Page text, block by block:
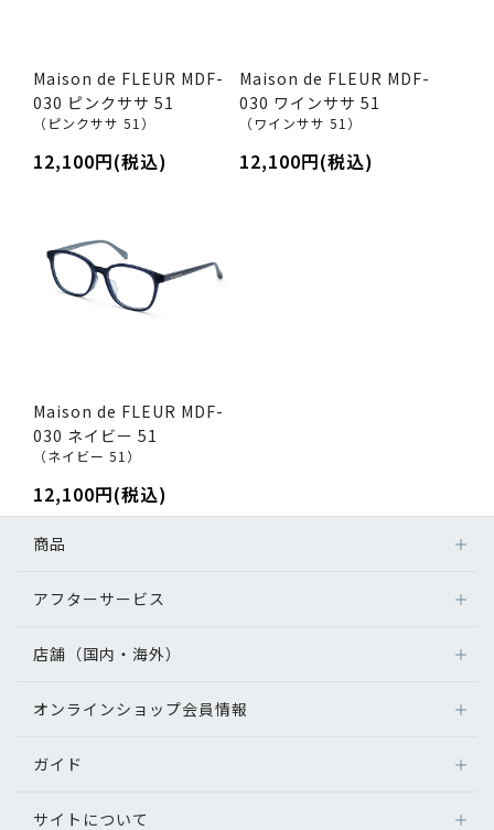
Maison de FLEUR MDF-
030 ピンクササ 51
（ピンクササ 51）
12,100円(税込)
Maison de FLEUR MDF-
030 ワインササ 51
（ワインササ 51）
12,100円(税込)
Maison de FLEUR MDF-
030 ネイビー 51
（ネイビー 51）
12,100円(税込)
商品
アフターサービス
店舗（国内・海外）
オンラインショップ会員情報
ガイド
サイトについて